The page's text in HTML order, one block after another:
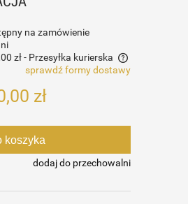
na zamówienie
zł - Przesyłka kurierska
ewentualnych kosztów
sprawdź formy dostawy
zł
koszyka
dodaj do przechowalni